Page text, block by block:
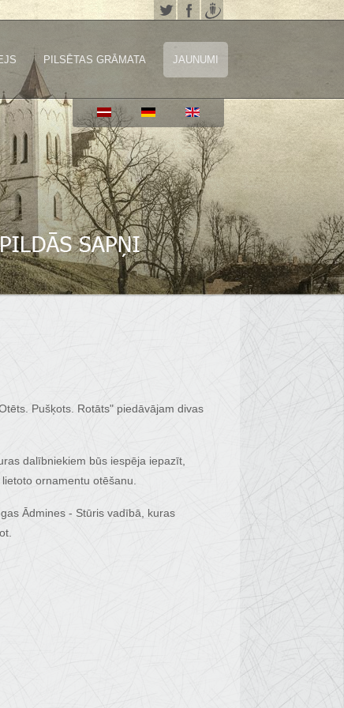
PILSĒTAS GRĀMATA JAUNUMI
Pušķots. Rotāts" piedāvājam divas
dalībniekiem būs iespēja iepazīt,
ornamentu otēšanu.
Ādmines - Stūris vadībā, kuras